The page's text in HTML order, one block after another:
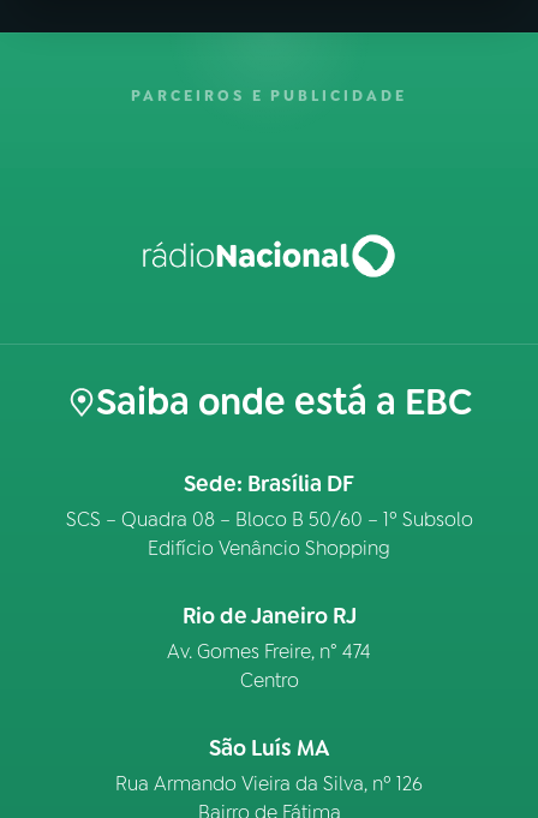
PARCEIROS E PUBLICIDADE
Saiba onde está a EBC
Sede: Brasília DF
SCS – Quadra 08 – Bloco B 50/60 – 1º Subsolo
Edifício Venâncio Shopping
Rio de Janeiro RJ
Av. Gomes Freire, n° 474
Centro
São Luís MA
Rua Armando Vieira da Silva, nº 126
Bairro de Fátima